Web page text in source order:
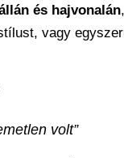
és hajvonalán
vagy
volt”